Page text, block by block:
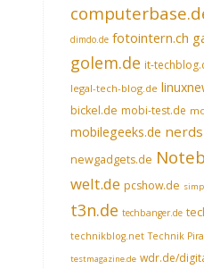
dimdo.de fotointern.ch
golem.de it-
legal-tech-blog.de
bickel.de mobi-test.de
mobilegeeks.de
newgadgets.de
welt.de pcshow.de
t3n.de techbanger.de
technikblog.net Technik
testmagazine.de wdr.de/